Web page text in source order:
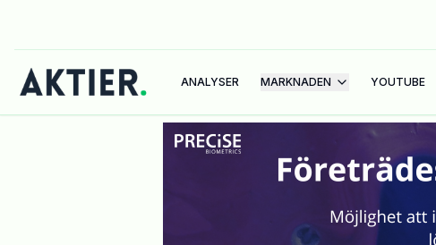
ANALYSER MARKNADEN YOUTUBE